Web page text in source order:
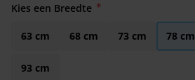
Kies een Breedte
63 cm 68 cm 73 cm 78 cm
93 cm